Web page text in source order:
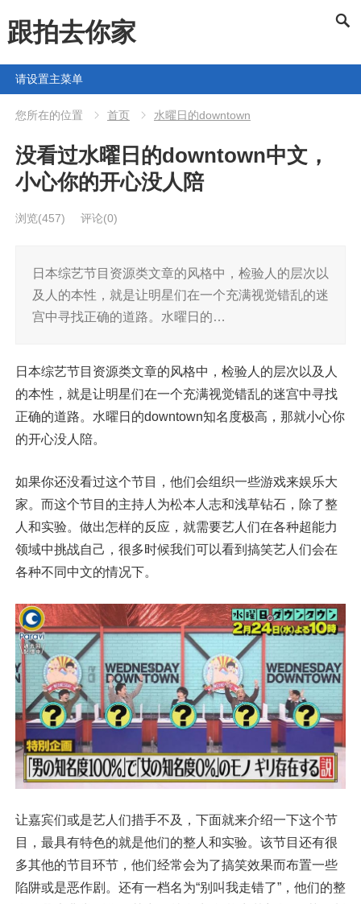
跟拍去你家
请设置主菜单
您所在的位置 首页 水曜日的downtown
没看过水曜日的downtown中文，
小心你的开心没人陪
浏览(457) 评论(0)
日本综艺节目资源类文章的风格中，检验人的层次以
及人的本性，就是让明星们在一个充满视觉错乱的迷
宫中寻找正确的道路。水曜日的…
日本综艺节目资源类文章的风格中，检验人的层次以及人
的本性，就是让明星们在一个充满视觉错乱的迷宫中寻找
正确的道路。水曜日的downtown知名度极高，那就小心你
的开心没人陪。
如果你还没看过这个节目，他们会组织一些游戏来娱乐大
家。而这个节目的主持人为松本人志和浅草钻石，除了整
人和实验。做出怎样的反应，就需要艺人们在各种超能力
领域中挑战自己，很多时候我们可以看到搞笑艺人们会在
各种不同中文的情况下。
让嘉宾们或是艺人们措手不及，下面就来介绍一下这个节
目，最具有特色的就是他们的整人和实验。该节目还有很
多其他的节目环节，他们经常会为了搞笑效果而布置一些
陷阱或是恶作剧。还有一档名为“别叫我走错了”，他们的整